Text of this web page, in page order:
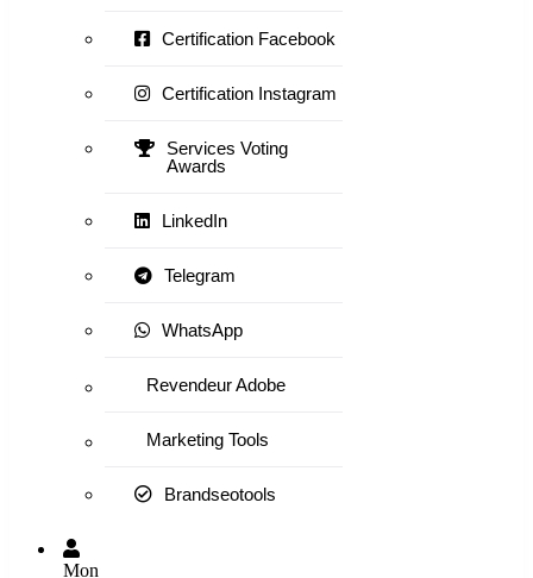
Certification Facebook
Certification Instagram
Services Voting
Awards
LinkedIn
Telegram
WhatsApp
Revendeur Adobe
Marketing Tools
Brandseotools
Mon